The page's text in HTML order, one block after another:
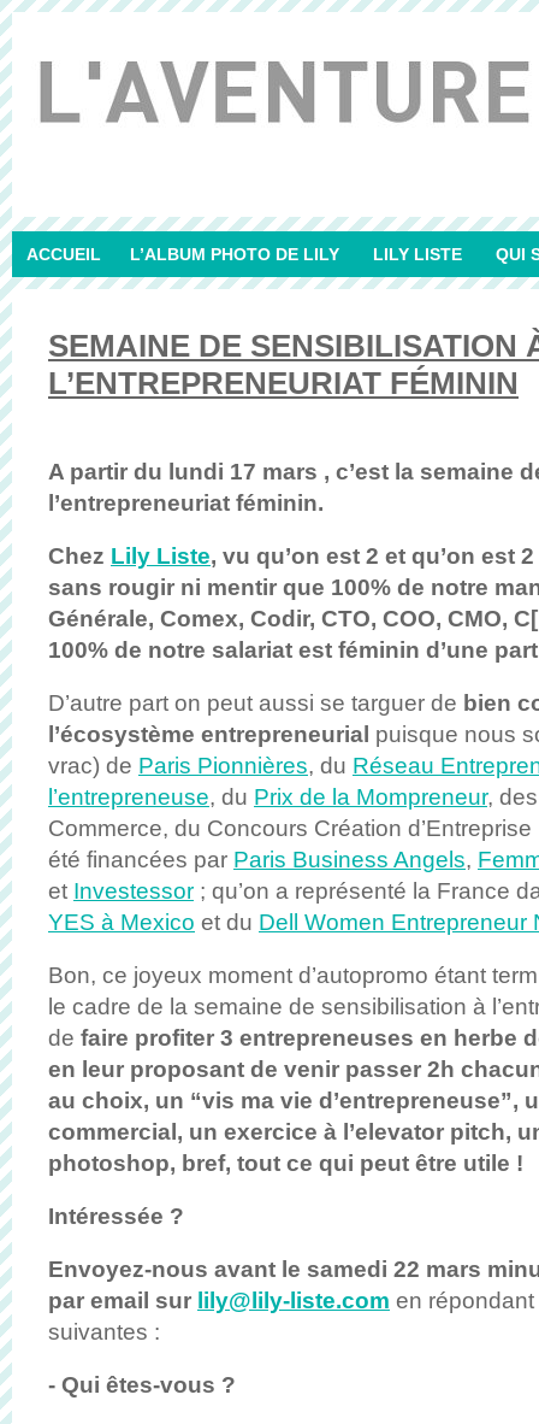
ACCUEIL L’ALBUM PHOTO DE LILY LILY LISTE QUI
SEMAINE DE SENSIBILISATION
L’ENTREPRENEURIAT FÉMININ
A partir du lundi 17 mars , c’est la semaine
l’entrepreneuriat féminin.
Chez Lily Liste, vu qu’on est 2 et qu’on est
sans rougir ni mentir que 100% de notre
Générale, Comex, Codir, CTO, COO, CMO,
100% de notre salariat est féminin d’une
D’autre part on peut aussi se targuer de bien
l’écosystème entrepreneurial puisque nous
vrac) de Paris Pionnières, du Réseau
l’entrepreneuse, du Prix de la Mompreneur,
Commerce, du Concours Création d’Entreprise
été financées par Paris Business Angels,
et Investessor ; qu’on a représenté la France
YES à Mexico et du Dell Women Entrepreneur
Bon, ce joyeux moment d’autopromo étant
le cadre de la semaine de sensibilisation à
de faire profiter 3 entrepreneuses en herbe
en leur proposant de venir passer 2h
au choix, un “vis ma vie d’entrepreneuse”,
commercial, un exercice à l’elevator pitch,
photoshop, bref, tout ce qui peut être utile !
Intéressée ?
Envoyez-nous avant le samedi 22 mars
par email sur lily@lily-liste.com en
suivantes :
- Qui êtes-vous ?